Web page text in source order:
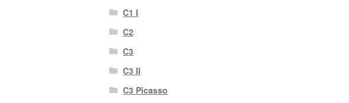
C1 I
C2
C3
C3 II
C3 Picasso